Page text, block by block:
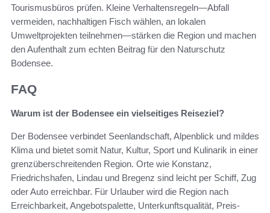
Tourismusbüros prüfen. Kleine Verhaltensregeln—Abfall
vermeiden, nachhaltigen Fisch wählen, an lokalen
Umweltprojekten teilnehmen—stärken die Region und machen
den Aufenthalt zum echten Beitrag für den Naturschutz
Bodensee.
FAQ
Warum ist der Bodensee ein vielseitiges Reiseziel?
Der Bodensee verbindet Seenlandschaft, Alpenblick und mildes
Klima und bietet somit Natur, Kultur, Sport und Kulinarik in einer
grenzüberschreitenden Region. Orte wie Konstanz,
Friedrichshafen, Lindau und Bregenz sind leicht per Schiff, Zug
oder Auto erreichbar. Für Urlauber wird die Region nach
Erreichbarkeit, Angebotspalette, Unterkunftsqualität, Preis-